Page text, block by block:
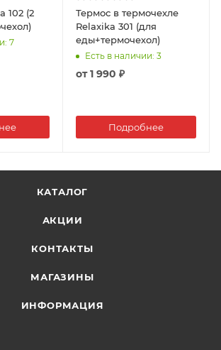
102 (2
: 7
Термос в термочехле
Relaxika 301 (для
еды+термочехол)
Есть в наличии: 3
от1 990 ₽
Подробнее
КАТАЛОГ
АКЦИИ
КОНТАКТЫ
МАГАЗИНЫ
ИНФОРМАЦИЯ